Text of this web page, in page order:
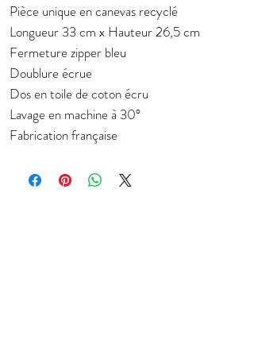
Pièce unique en canevas recyclé
Longueur 33 cm x Hauteur 26,5 cm
Fermeture zipper bleu
Doublure écrue
Dos en toile de coton écru
Lavage en machine à 30°
Fabrication française